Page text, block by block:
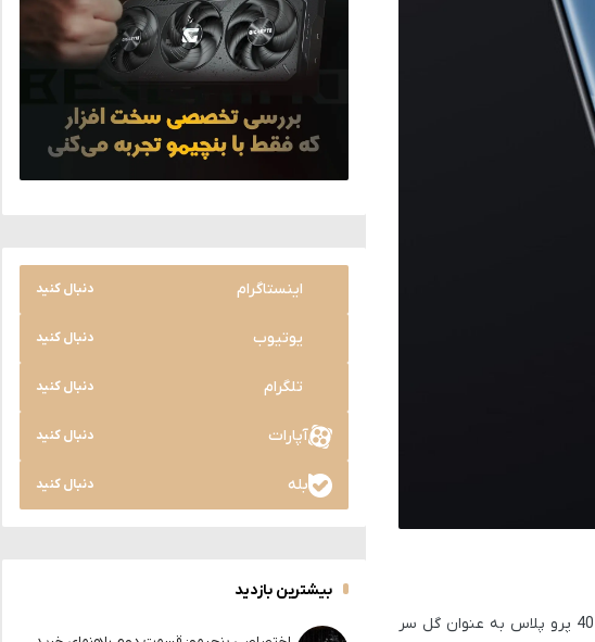
بودیم و در میان اعضای این خانواده هواوی میت 40 پرو پلاس به عنوان گل سر
اینستاگرام دنبال کنید
یوتیوب دنبال کنید
تلگرام دنبال کنید
آپارات دنبال کنید
بله دنبال کنید
بیشترین بازدید